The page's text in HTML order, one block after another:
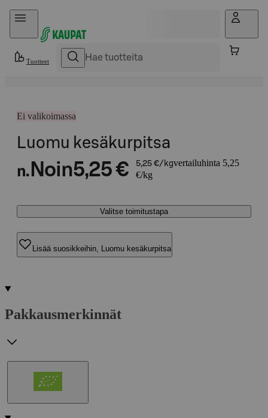
Hyppää sisältöön
Tuotteet
Ei valikoimassa
Luomu kesäkurpitsa
n. Noin5,25 € 5,25 €/kgvertailuhinta 5,25
€/kg
Valitse toimitustapa
Lisää suosikkeihin, Luomu kesäkurpitsa
Pakkausmerkinnät